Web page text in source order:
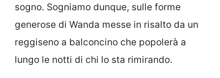
sogno. Sogniamo dunque, sulle forme
generose di Wanda messe in risalto da un
reggiseno a balconcino che popolerà a
lungo le notti di chi lo sta rimirando.